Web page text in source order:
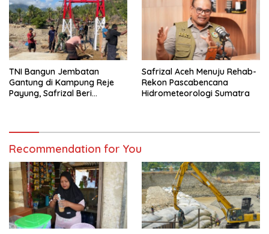
TNI Bangun Jembatan
Gantung di Kampung Reje
Payung, Safrizal Beri
Safrizal Aceh Menuju Rehab-
Rekon Pascabencana
Hidrometeorologi Sumatra
Recommendation for You